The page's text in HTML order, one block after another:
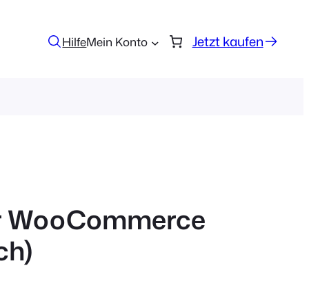
HilfeMein Konto Jetzt kaufen
WooCommerce